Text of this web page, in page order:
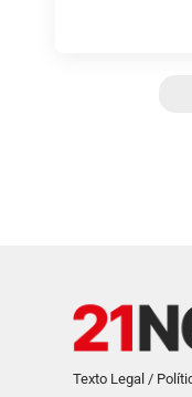
Texto Legal /